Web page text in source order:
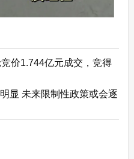
竞价1.744亿元成交，竞得
显 未来限制性政策或会逐